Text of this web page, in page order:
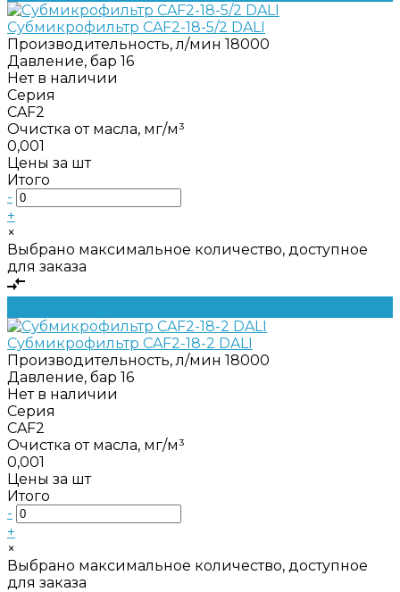
Субмикрофильтр CAF2-18-5/2 DALI
Производительность, л/мин 18000
Давление, бар 16
Нет в наличии
Серия
CAF2
Очистка от масла, мг/м³
0,001
Цены за шт
Итого
-
+
×
Выбрано максимальное количество, доступное
для заказа
Субмикрофильтр CAF2-18-2 DALI
Производительность, л/мин 18000
Давление, бар 16
Нет в наличии
Серия
CAF2
Очистка от масла, мг/м³
0,001
Цены за шт
Итого
-
+
×
Выбрано максимальное количество, доступное
для заказа